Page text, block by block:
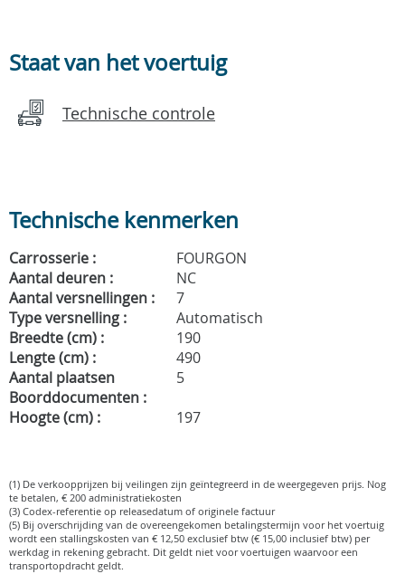
Staat van het voertuig
Technische controle
Technische kenmerken
Carrosserie :
FOURGON
Aantal deuren :
NC
Aantal versnellingen :
7
Type versnelling :
Automatisch
Breedte (cm) :
190
Lengte (cm) :
490
Aantal plaatsen
Boorddocumenten :
5
Hoogte (cm) :
197
(1) De verkoopprijzen bij veilingen zijn geïntegreerd in de weergegeven prijs. Nog
te betalen, € 200 administratiekosten
(3) Codex-referentie op releasedatum of originele factuur
(5) Bij overschrijding van de overeengekomen betalingstermijn voor het voertuig
wordt een stallingskosten van € 12,50 exclusief btw (€ 15,00 inclusief btw) per
werkdag in rekening gebracht. Dit geldt niet voor voertuigen waarvoor een
transportopdracht geldt.